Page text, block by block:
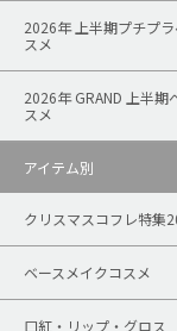
2026年 上半期プチプ
スメ
2026年 GRAND 上半期
スメ
アイテム別
クリスマスコフレ特集
ベースメイクコスメ
口紅・リップ・グロス